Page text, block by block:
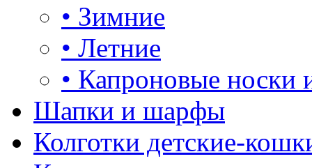
• Зимние
• Летние
• Капроновые носки
Шапки и шарфы
Колготки детские-